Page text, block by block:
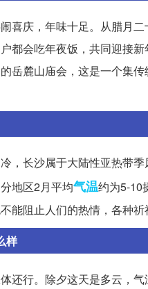
喜庆，年味十足。从腊月
都会吃年夜饭，共同迎接
岳麓山庙会，这是一个集
，长沙属于大陆性亚热带
地区2月平均气温约为5-10
能阻止人们的热情，各种祈
样
还行。除夕这天是多云，